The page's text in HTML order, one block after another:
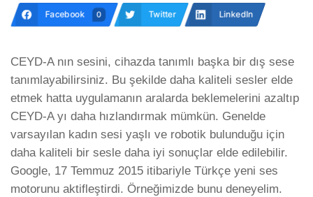
Facebook 0 Twitter LinkedIn
CEYD-A nın sesini, cihazda tanımlı başka bir dış sese
tanımlayabilirsiniz. Bu şekilde daha kaliteli sesler elde
etmek hatta uygulamanın aralarda beklemelerini azaltıp
CEYD-A yı daha hızlandırmak mümkün. Genelde
varsayılan kadın sesi yaşlı ve robotik bulunduğu için
daha kaliteli bir sesle daha iyi sonuçlar elde edilebilir.
Google, 17 Temmuz 2015 itibariyle Türkçe yeni ses
motorunu aktifleştirdi. Örneğimizde bunu deneyelim.